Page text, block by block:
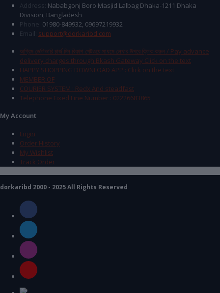
Address:
Nababgonj Boro Masjid Lalbag Dhaka-1211 Dhaka
Division, Bangladesh
Phone: 01980-849932, 09697219932
Email: support@dorkaribd.com
অগ্রিম ডেলিভারি চার্জ দিন বিকাশ গেটওয়ে মাধমে লেখার উপরে ক্লিক করুন / Pay advance
delivery charges through Bkash Gateway Click on the text
HAPPY SHOPPING DOWNLOAD APP : Click on the text
MEMBER OF
COURIER SYSTEM : Redx And steadfast
Telephone Fixed Line Number : 02226683865
My Account
Login
Order History
My Wishlist
Track Order
dorkaribd 2000 - 2025 All Rights Reserved